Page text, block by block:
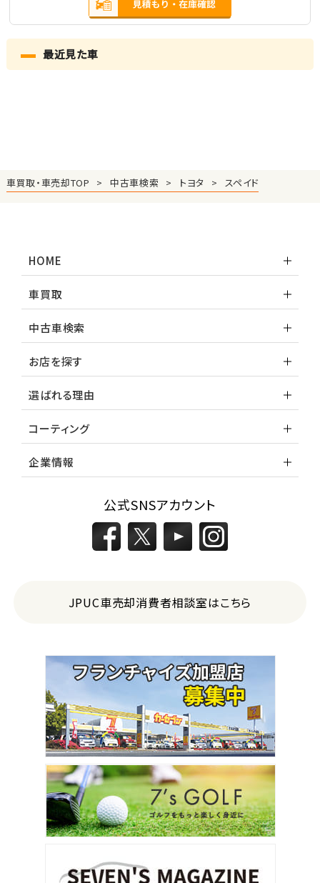
最近見た車
車買取・車売却TOP 中古車検索 トヨタ スペイド
HOME
車買取
中古車検索
お店を探す
選ばれる理由
コーティング
企業情報
公式SNSアカウント
JPUC車売却消費者相談室はこちら